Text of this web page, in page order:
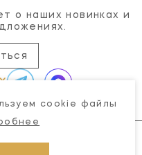
о наших новинках и
cookie файлы